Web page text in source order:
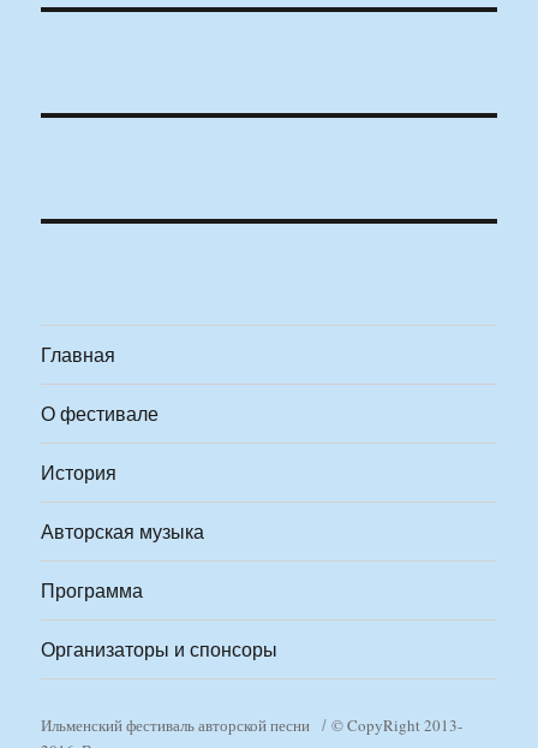
Главная
О фестивале
История
Авторская музыка
Программа
Организаторы и спонсоры
Ильменский фестиваль авторской песни
© CopyRight 2013-